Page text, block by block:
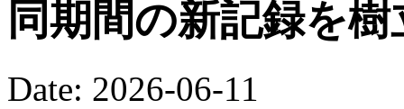
同期間の新記録を
Date: 2026-06-11